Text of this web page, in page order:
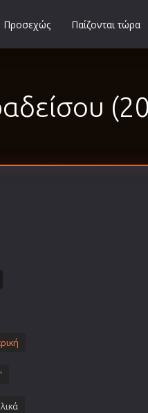
Μικρού Μήκους
Προσεχώς Παίζονται τώρα